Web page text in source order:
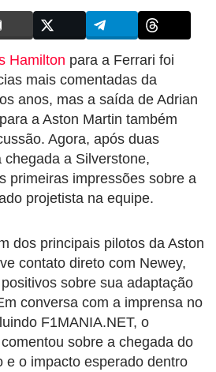
Hamilton para a Ferrari foi
mais comentadas da
anos, mas a saída de Adrian
a Aston Martin também
Agora, após duas
a Silverstone,
primeiras impressões sobre a
projetista na equipe.
dos principais pilotos da Aston
contato direto com Newey,
sobre sua adaptação
conversa com a imprensa no
F1MANIA.NET, o
sobre a chegada do
e o impacto esperado dentro